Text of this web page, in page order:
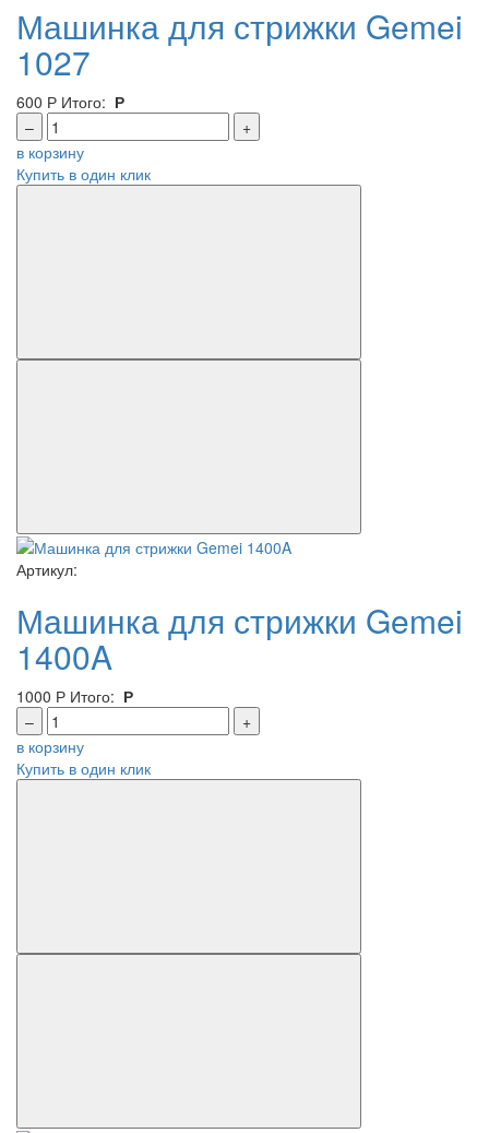
Машинка для стрижки Gemei
1027
600 Р Итого: Р
–
+
в корзину
Купить в один клик
Артикул:
Машинка для стрижки Gemei
1400A
1000 Р Итого: Р
–
+
в корзину
Купить в один клик